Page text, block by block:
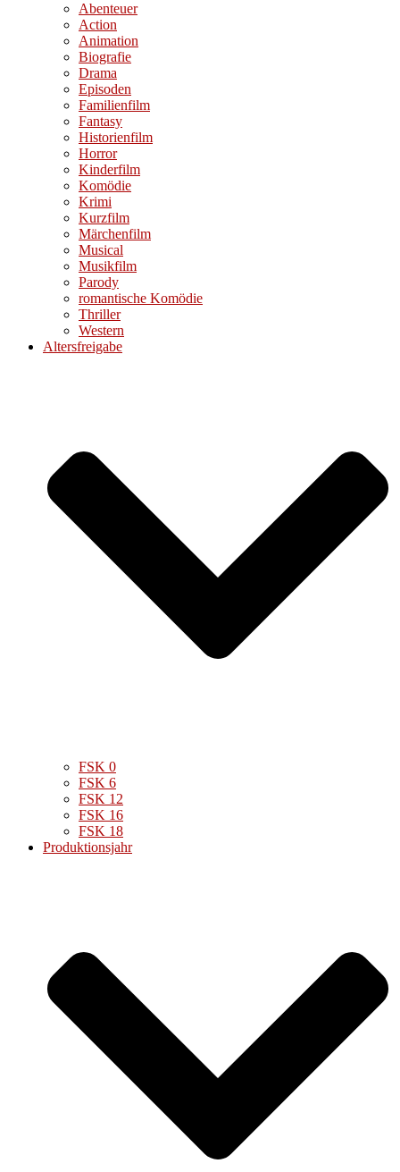
Abenteuer
Action
Animation
Biografie
Drama
Episoden
Familienfilm
Fantasy
Historienfilm
Horror
Kinderfilm
Komödie
Krimi
Kurzfilm
Märchenfilm
Musical
Musikfilm
Parody
romantische Komödie
Thriller
Western
Altersfreigabe
FSK 0
FSK 6
FSK 12
FSK 16
FSK 18
Produktionsjahr